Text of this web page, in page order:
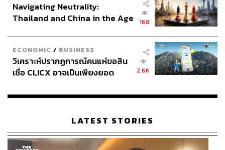
Navigating Neutrality:
Thailand and China in the Age
168
ECONOMIC / BUSINESS
วิเคราะห์ปรากฏการณ์คนแห่ขอสิน
เชื่อ CLICX อาจเป็นเพียงยอด
เรือนไทยที่ถูกซุกไว้
2.6K
LATEST STORIES